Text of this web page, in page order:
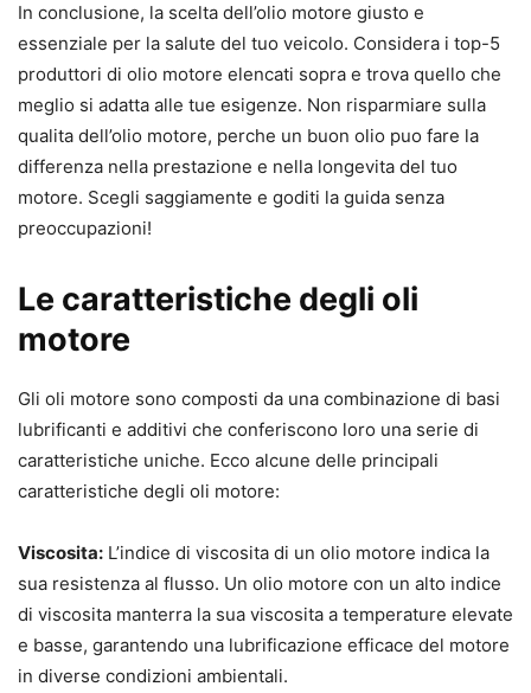
In conclusione, la scelta dell’olio motore giusto e
essenziale per la salute del tuo veicolo. Considera i top-5
produttori di olio motore elencati sopra e trova quello che
meglio si adatta alle tue esigenze. Non risparmiare sulla
qualita dell’olio motore, perche un buon olio puo fare la
differenza nella prestazione e nella longevita del tuo
motore. Scegli saggiamente e goditi la guida senza
preoccupazioni!
Le caratteristiche degli oli
motore
Gli oli motore sono composti da una combinazione di basi
lubrificanti e additivi che conferiscono loro una serie di
caratteristiche uniche. Ecco alcune delle principali
caratteristiche degli oli motore:
Viscosita: L’indice di viscosita di un olio motore indica la
sua resistenza al flusso. Un olio motore con un alto indice
di viscosita manterra la sua viscosita a temperature elevate
e basse, garantendo una lubrificazione efficace del motore
in diverse condizioni ambientali.